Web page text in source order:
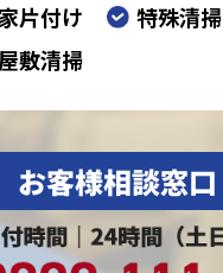
片付け
特殊清掃
敷清掃
お客様相談窓口